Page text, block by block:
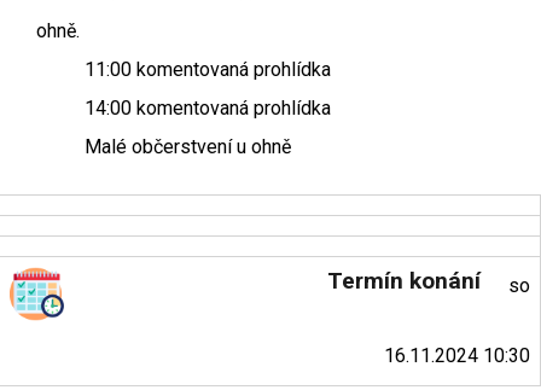
ohně.
11:00 komentovaná prohlídka
14:00 komentovaná prohlídka
Malé občerstvení u ohně
Termín konání so
16.11.2024 10:30